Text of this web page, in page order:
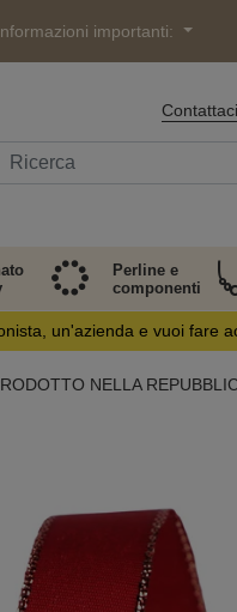
importanti:
Contattaci
Perline e
componenti
un'azienda e vuoi fare
NELLA